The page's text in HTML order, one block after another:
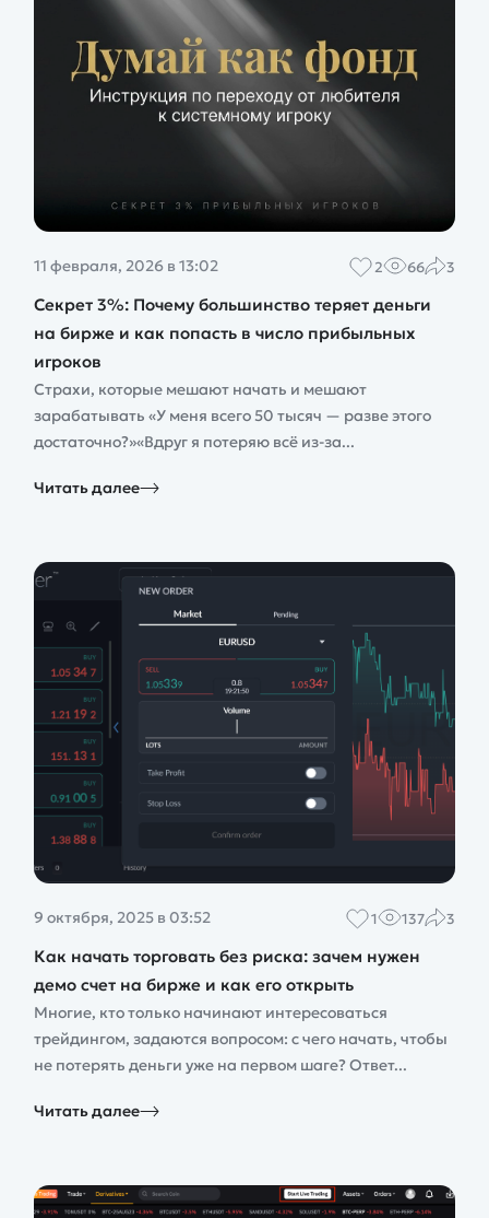
11 февраля, 2026 в 13:02 2 66 3
Секрет 3%: Почему большинство теряет деньги
на бирже и как попасть в число прибыльных
игроков
Страхи, которые мешают начать и мешают
зарабатывать «У меня всего 50 тысяч — разве этого
достаточно?»«Вдруг я потеряю всё из-за...
Читать далее
9 октября, 2025 в 03:52 1 137 3
Как начать торговать без риска: зачем нужен
демо счет на бирже и как его открыть
Многие, кто только начинают интересоваться
трейдингом, задаются вопросом: с чего начать, чтобы
не потерять деньги уже на первом шаге? Ответ...
Читать далее